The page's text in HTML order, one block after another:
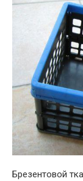
Брезентовой